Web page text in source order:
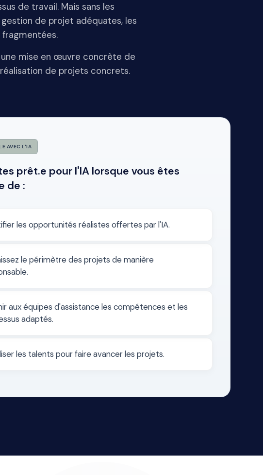
de travail. Mais sans les
de projet adéquates, les
une mise en œuvre concrète de
de projets concrets.
AVEC L'IA
prêt.e pour l'IA lorsque vous êtes
de :
les opportunités réalistes offertes par l'IA.
le périmètre des projets de manière
aux équipes d'assistance les compétences et les
adaptés.
les talents pour faire avancer les projets.